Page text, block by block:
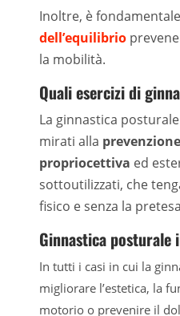
Inoltre, è
dell’equilibrio
la mobilità.
Quali esercizi di
La ginnastica
mirati alla
propriocettiva ed
sottoutilizzati, che
fisico e senza la
Ginnastica
In tutti i casi in cui la
migliorare l’estetica, la
motorio o prevenire il